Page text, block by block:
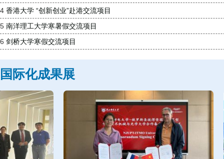
4 香港大学 “创新创业”赴港交流项目
5 南洋理工大学寒暑假交流项目
6 剑桥大学寒假交流项目
国际化成果展